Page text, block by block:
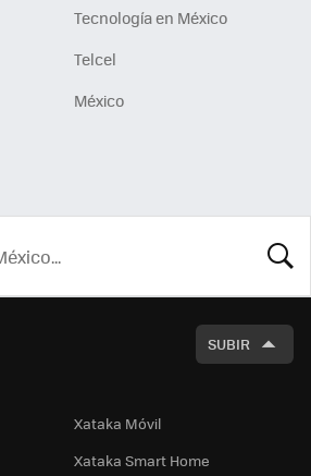
Tecnología en México
Telcel
México
SUBIR
Xataka Móvil
Xataka Smart Home